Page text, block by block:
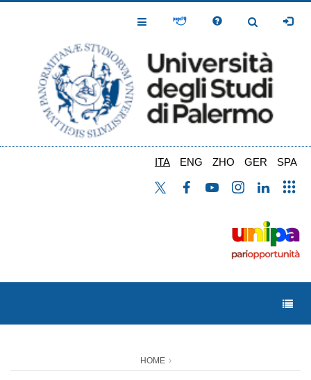
Toggle
Toggle
ITA ENG ZHO GER SPA
HOME